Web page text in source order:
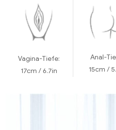
Vagina-Tiefe:
17cm / 6.7in
Anal-
15cm /